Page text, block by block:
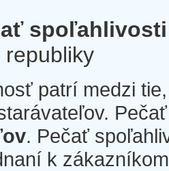
spoľahlivosti
republiky
patrí medzi
. Pečať
k